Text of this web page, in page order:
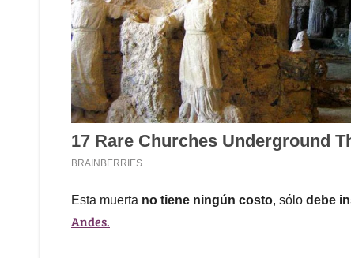
Esta muerta no tiene ningún costo, sólo debe
Andes.